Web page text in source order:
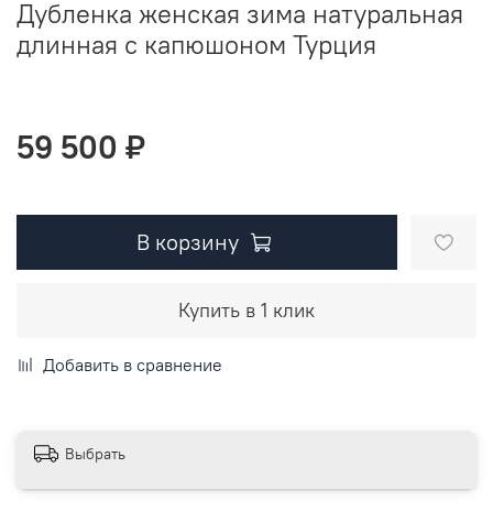
Дубленка женская зима натуральная
длинная с капюшоном Турция
59 500 ₽
В корзину
Купить в 1 клик
Добавить в сравнение
Выбрать